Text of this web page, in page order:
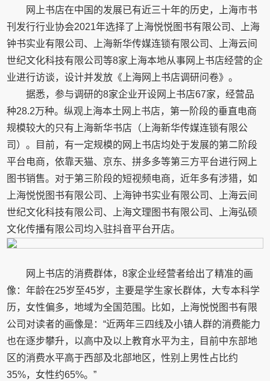
网上书店在中国的发展已有近三十年的历史，上海市书
刊发行行业协会2021年选择了上海悦悦图书有限公司、上海
钟书实业有限公司、上海新华传媒连锁有限公司、上海云间
世纪文化科技有限公司等8家上海本地从事网上书店经营的企
业进行访谈，设计并发放《上海网上书店调研问卷》。
据悉，参与调研的8家企业开设网上书店67家，经营品
种28.2万种。纵观上海本土网上书店，第一阶段的垂直电商
规模较大的只有上海新华书店（上海新华传媒连锁有限公
司）。目前，有一定规模的网上书店均处于发展的第二阶段
平台电商，依靠天猫、京东、拼多多等第三方平台进行网上
图书销售。对于第三阶段的短视频电商，近年多有涉猎，如
上海悦悦图书有限公司、上海钟书实业有限公司、上海云间
世纪文化科技有限公司、上海文理图书有限公司、上海弘硕
文化传播有限公司均入驻抖音平台开店。
网上书店的消费群体，8家企业经营者给出了精准的画
像：年龄在25岁至45岁，主要是学生家长群体，大专本科学
历，女性偏多，地域为全国范围。比如，上海悦悦图书有限
公司对读者的画像是：“近两年三四线及小镇人群的消费能力
也在逐步攀升，以高中及以上教育水平为主，目前中东部地
区的消费水平高于西部及北部地区，性别上男性占比约
35%，女性约65%。”